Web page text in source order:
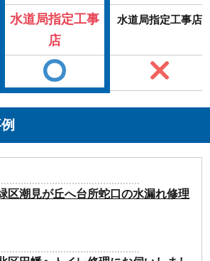
水道局指定工事
店
水道局指定工事店
区潮見が丘へ台所蛇口の水漏れ修理